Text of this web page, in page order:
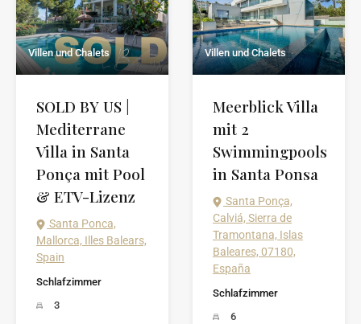
Villen und Chalets
SOLD BY US |
Mediterrane
Villa in Santa
Ponça mit Pool
& ETV-Lizenz
Santa Ponca,
Mallorca, Illes Balears,
Spain
Schlafzimmer
3
Villen und Chalets
Meerblick Villa
mit 2
Swimmingpools
in Santa Ponsa
Santa Ponça,
Calviá, Sierra de
Tramontana, Islas
Baleares, 07180,
España
Schlafzimmer
6